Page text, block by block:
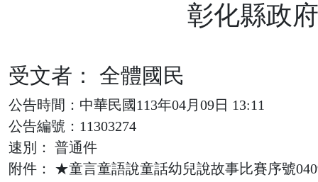
彰化縣政
受文者： 全體國民
公告時間：中華民國113年04月09日 13:11
公告編號：11303274
速別： 普通件
附件： ★童言童語說童話幼兒說故事比賽序號